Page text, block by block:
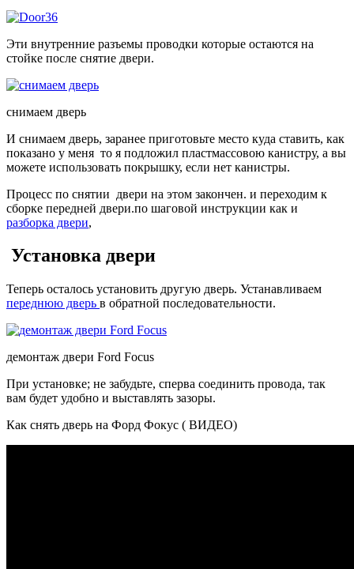
Эти внутренние разъемы проводки которые остаются на
стойке после снятие двери.
снимаем дверь
И снимаем дверь, заранее приготовьте место куда ставить, как
показано у меня то я подложил пластмассовою канистру, а вы
можете использовать покрышку, если нет канистры.
Процесс по снятии двери на этом закончен. и переходим к
сборке передней двери.по шаговой инструкции как и
разборка двери,
Установка двери
Теперь осталось установить другую дверь. Устанавливаем
переднюю дверь в обратной последовательности.
демонтаж двери Ford Focus
При установке; не забудьте, сперва соединить провода, так
вам будет удобно и выставлять зазоры.
Как снять дверь на Форд Фокус ( ВИДЕО)